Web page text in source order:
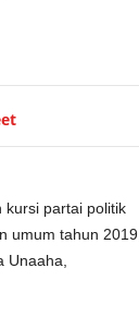
kursi partai politik
umum tahun 2019,